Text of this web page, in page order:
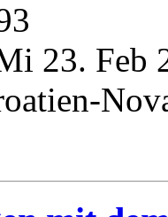
23. Feb